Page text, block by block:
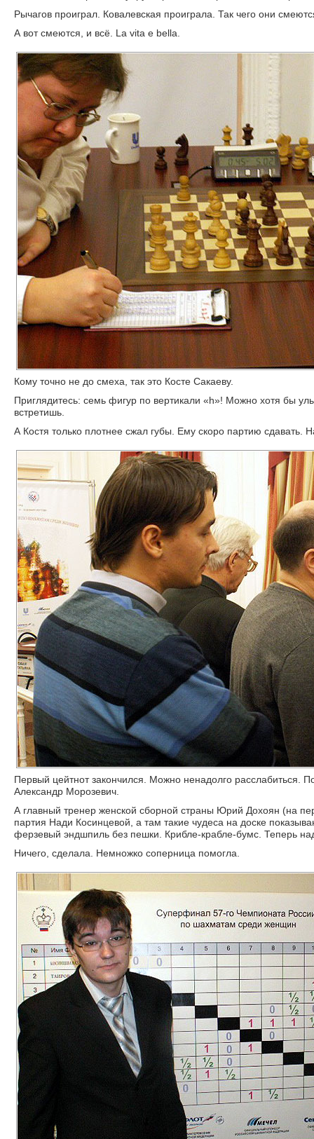
Рычагов проиграл. Ковалевская проиграла. Так чего они
А вот смеются, и всё. La vita e bella.
Кому точно не до смеха, так это Косте Сакаеву.
Приглядитесь: семь фигур по вертикали «h»! Можно хотя бы
встретишь.
А Костя только плотнее сжал губы. Ему скоро партию сдавать.
Первый цейтнот закончился. Можно ненадолго расслабиться.
Александр Морозевич.
А главный тренер женской сборной страны Юрий Дохоян (на
партия Нади Косинцевой, а там такие чудеса на доске
ферзевый эндшпиль без пешки. Крибле-крабле-бумс. Теперь
Ничего, сделала. Немножко соперница помогла.